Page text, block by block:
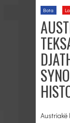
Bota
Austriakë